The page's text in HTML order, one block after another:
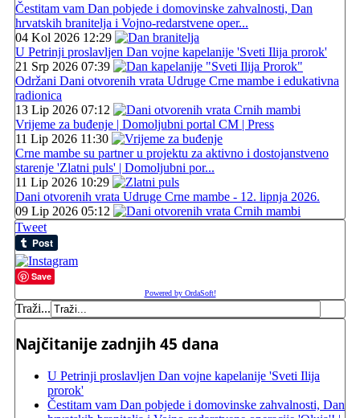
Čestitam vam Dan pobjede i domovinske zahvalnosti, Dan
hrvatskih branitelja i Vojno-redarstvene oper...
04 Kol 2026 12:29
U Petrinji proslavljen Dan vojne kapelanije 'Sveti Ilija prorok'
21 Srp 2026 07:39
Održani Dani otvorenih vrata Udruge Crne mambe i edukativna
radionica
13 Lip 2026 07:12
Vrijeme za buđenje | Domoljubni portal CM | Press
11 Lip 2026 11:30
Crne mambe su partner u projektu za aktivno i dostojanstveno
starenje 'Zlatni puls' | Domoljubni por...
11 Lip 2026 10:29
Dani otvorenih vrata Udruge Crne mambe - 12. lipnja 2026.
09 Lip 2026 05:12
Tweet
Save
Powered by OrdaSoft!
Traži...
Najčitanije zadnjih 45 dana
U Petrinji proslavljen Dan vojne kapelanije 'Sveti Ilija
prorok'
Čestitam vam Dan pobjede i domovinske zahvalnosti, Dan